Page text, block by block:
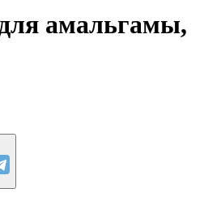
амальгамы,